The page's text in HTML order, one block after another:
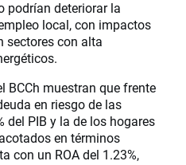
podrían deteriorar la
local, con impactos
sectores con alta
BCCh muestran que frente
en riesgo de las
del PIB y la de los hogares
en términos
con un ROA del 1.23%,